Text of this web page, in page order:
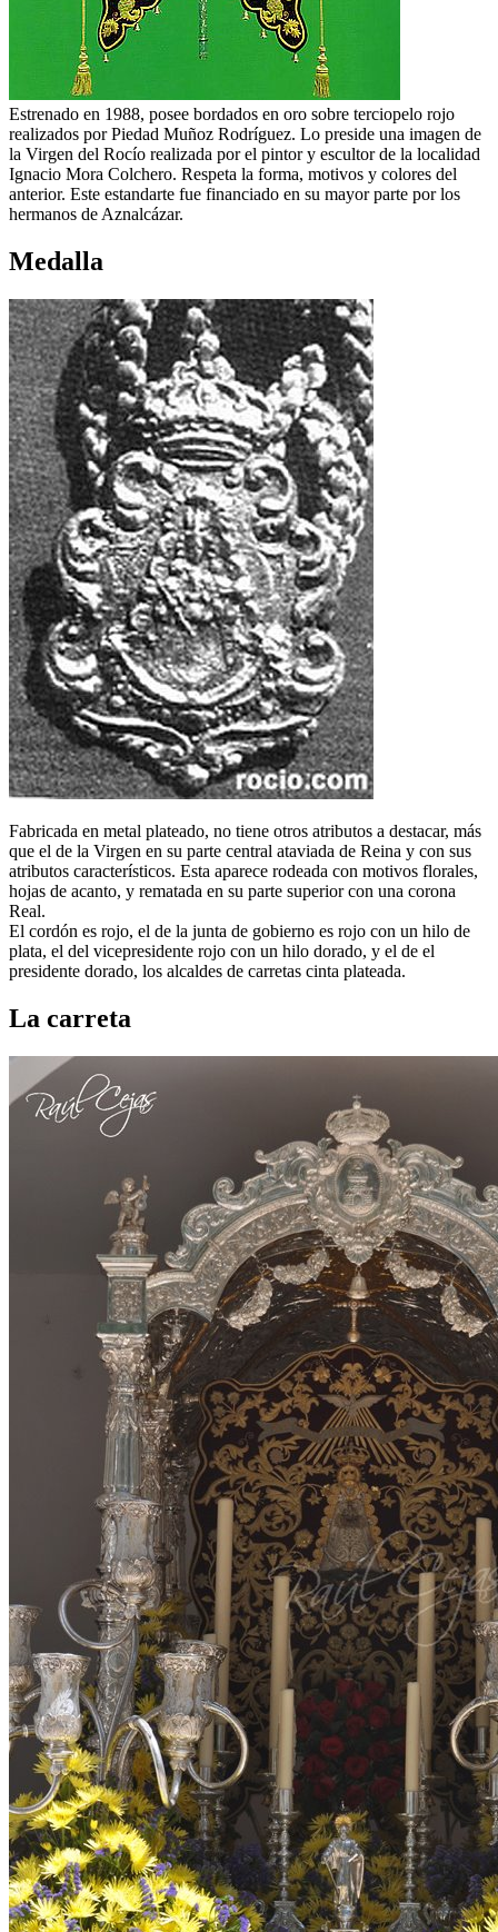
Estrenado en 1988, posee bordados en oro sobre terciopelo rojo
realizados por Piedad Muñoz Rodríguez. Lo preside una imagen de
la Virgen del Rocío realizada por el pintor y escultor de la localidad
Ignacio Mora Colchero. Respeta la forma, motivos y colores del
anterior. Este estandarte fue financiado en su mayor parte por los
hermanos de Aznalcázar.
Medalla
Fabricada en metal plateado, no tiene otros atributos a destacar, más
que el de la Virgen en su parte central ataviada de Reina y con sus
atributos característicos. Esta aparece rodeada con motivos florales,
hojas de acanto, y rematada en su parte superior con una corona
Real.
El cordón es rojo, el de la junta de gobierno es rojo con un hilo de
plata, el del vicepresidente rojo con un hilo dorado, y el de el
presidente dorado, los alcaldes de carretas cinta plateada.
La carreta